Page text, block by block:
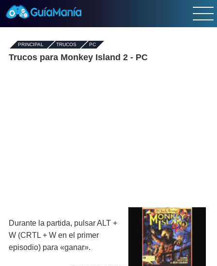
PRINCIPAL - TRUCOS- PC
Trucos para Monkey Island 2 - PC
Durante la partida, pulsar ALT +
W (CRTL + W en el primer
episodio) para «ganar».